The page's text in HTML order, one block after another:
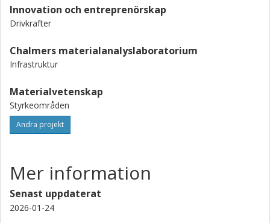
Innovation och entreprenörskap
Drivkrafter
Chalmers materialanalyslaboratorium
Infrastruktur
Materialvetenskap
Styrkeområden
Andra projekt
Mer information
Senast uppdaterat
2026-01-24